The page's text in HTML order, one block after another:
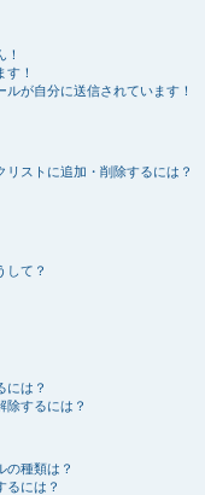
！
が自分に送信されています！
ストに追加・削除するには？
して？
には？
除するには？
の種類は？
るには？